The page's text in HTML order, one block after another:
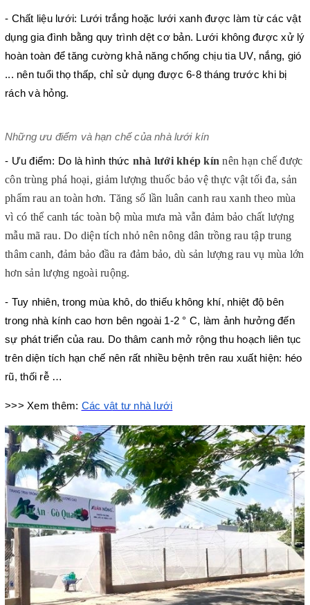
- Chất liệu lưới: Lưới trắng hoặc lưới xanh được làm từ các vật
dụng gia đình bằng quy trình dệt cơ bản. Lưới không được xử lý
hoàn toàn để tăng cường khả năng chống chịu tia UV, nắng, gió
... nên tuổi thọ thấp, chỉ sử dụng được 6-8 tháng trước khi bị
rách và hỏng.
Những ưu điểm và hạn chế của nhà lưới kín
- Ưu điểm: Do là hình thức nhà lưới khép kín nên hạn chế được
côn trùng phá hoại, giảm lượng thuốc bảo vệ thực vật tối đa, sản
phẩm rau an toàn hơn. Tăng số lần luân canh rau xanh theo mùa
vì có thể canh tác toàn bộ mùa mưa mà vẫn đảm bảo chất lượng
mẫu mã rau. Do diện tích nhỏ nên nông dân trồng rau tập trung
thâm canh, đảm bảo đầu ra đảm bảo, dù sản lượng rau vụ mùa lớn
hơn sản lượng ngoài ruộng.
- Tuy nhiên, trong mùa khô, do thiếu không khí, nhiệt độ bên
trong nhà kính cao hơn bên ngoài 1-2 ° C, làm ảnh hưởng đến
sự phát triển của rau. Do thâm canh mở rộng thu hoạch liên tục
trên diện tích hạn chế nên rất nhiều bệnh trên rau xuất hiện: héo
rũ, thối rễ …
>>> Xem thêm: Các vật tư nhà lưới